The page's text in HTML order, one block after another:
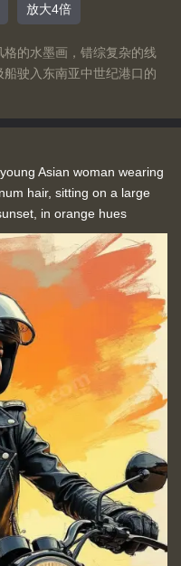
放大4倍
的水墨画，错综复杂的线
驶入东南亚中世纪港口的
Asian woman wearing
hair, sitting on a large
in orange hues